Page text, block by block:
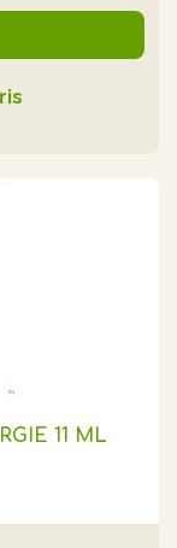
11 ML